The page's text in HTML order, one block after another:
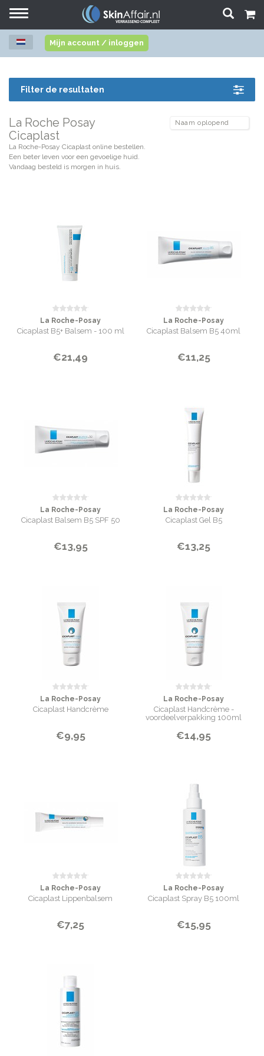
Toggle
Mijn account / inloggen
Filter de resultaten
La Roche Posay
Cicaplast
La Roche-Posay Cicaplast online bestellen.
Een beter leven voor een gevoelige huid.
Vandaag besteld is morgen in huis.
La Roche-Posay
Cicaplast B5+ Balsem - 100 ml
€21,49
La Roche-Posay
Cicaplast Balsem B5 40ml
€11,25
La Roche-Posay
Cicaplast Balsem B5 SPF 50
€13,95
La Roche-Posay
Cicaplast Gel B5
€13,25
La Roche-Posay
Cicaplast Handcrème
€9,95
La Roche-Posay
Cicaplast Handcrème -
voordeelverpakking 100ml
€14,95
La Roche-Posay
Cicaplast Lippenbalsem
€7,25
La Roche-Posay
Cicaplast Spray B5 100ml
€15,95